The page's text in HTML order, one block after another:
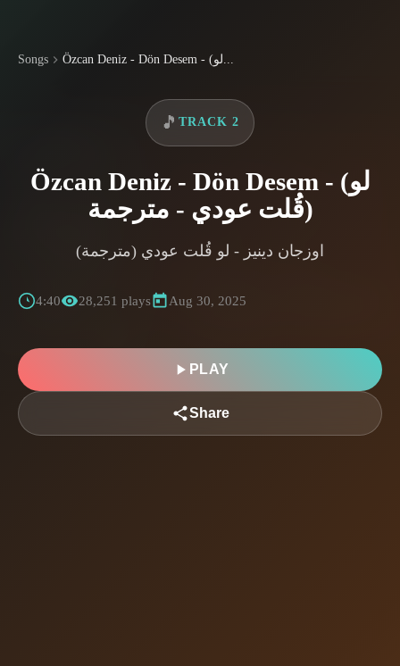
Songs
🎵 TRACK 2
Özcan Deniz - Dön Desem - (لو
قُلت عودي - مترجمة)
اوزجان دينيز - لو قُلت عودي (مترجمة)
4:40 28,251 plays Aug 30, 2025
PLAY
Share